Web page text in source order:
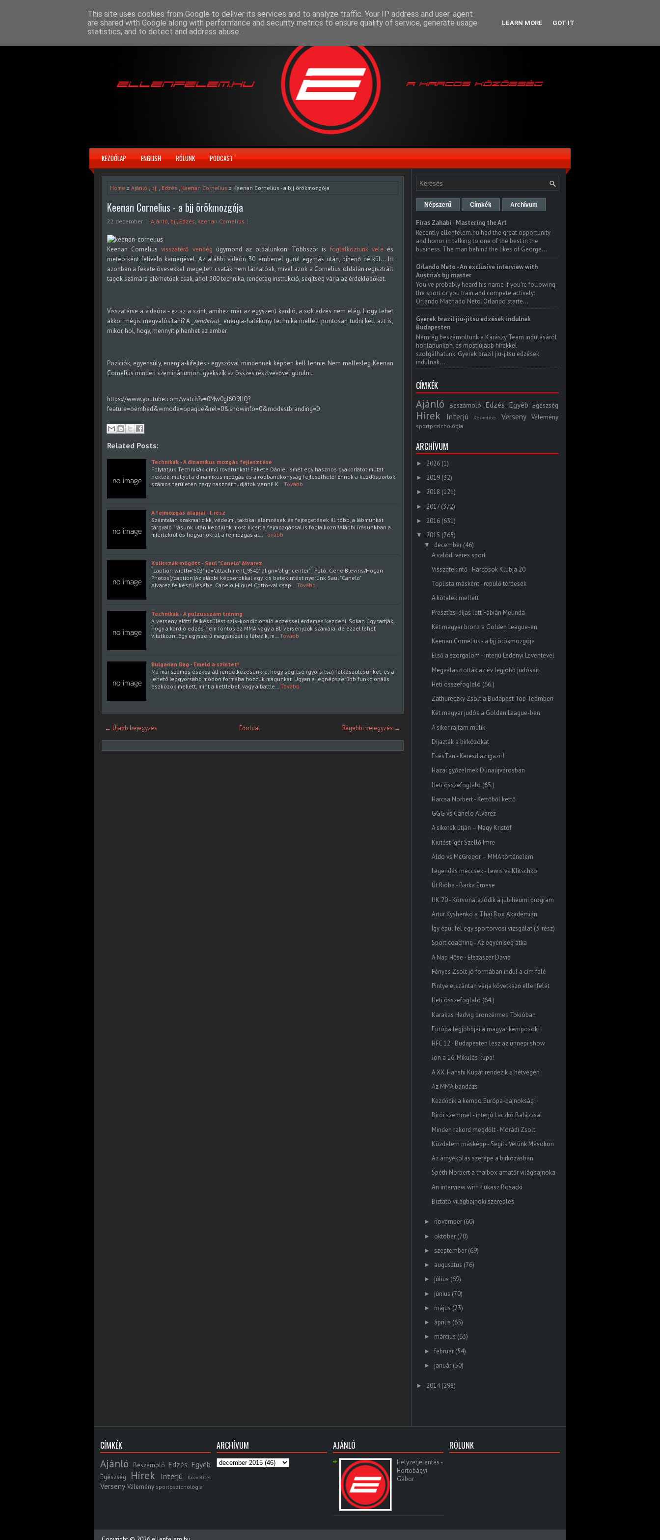
KEZDŐLAP ENGLISH RÓLUNK PODCAST
Home » Ajánló , bjj , Edzés , Keenan Cornelius » Keenan Cornelius - a bjj örökmozgója
Keenan Cornelius - a bjj örökmozgója
22 december Ajánló, bjj, Edzés, Keenan Cornelius
Keenan Corneliusvisszatérő vendég úgymond az oldalunkon. Többször is foglalkoztunk vele és
meteorként felívelő karrierjével. Az alábbi videón 30 emberrel gurul egymás után, pihenő nélkül... Itt
azonban a fekete övesekkel megejtett csaták nem láthatóak, mivel azok a Cornelius oldalán regisztrált
tagok számára elérhetőek csak, ahol 300 technika, rengeteg instrukció, segítség várja az érdeklődőket.
Visszatérve a videóra - ez az a szint, amihez már az egyszerű kardió, a sok edzés nem elég. Hogy lehet
akkor mégis megvalósítani? A _rendkívül_ energia-hatékony technika mellett pontosan tudni kell azt is,
mikor, hol, hogy, mennyit pihenhet az ember.
Pozíciók, egyensúly, energia-kifejtés - egyszóval mindennek képben kell lennie. Nem mellesleg Keenan
Cornelius minden szemináriumon igyekszik az összes résztvevővel gurulni.
https://www.youtube.com/watch?v=0Mw0gI6O9HQ?
feature=oembed&wmode=opaque&rel=0&showinfo=0&modestbranding=0
Related Posts:
Technikák - A dinamikus mozgás fejlesztése
Folytatjuk Technikák című rovatunkat! Fekete Dániel ismét egy hasznos gyakorlatot mutat
nektek, mellyel a dinamikus mozgás és a robbanékonyság fejleszthető! Ennek a küzdősportok
számos területén nagy hasznát tudjátok venni! K…
Tovább
A fejmozgás alapjai - I. rész
Számtalan szakmai cikk, védelmi, taktikai elemzések és fejtegetések ill. több, a lábmunkát
tárgyaló írásunk után kezdjünk most kicsit a fejmozgással is foglalkozni!Alábbi írásunkban a
miértekről és hogyanokról, a fejmozgás al…
Tovább
Kulisszák mögött - Saul "Canelo" Alvarez
[caption width="503" id="attachment_9540" align="aligncenter"] Fotó: Gene Blevins/Hogan
Photos[/caption]Az alábbi képsorokkal egy kis betekintést nyerünk Saul "Canelo"
Alvarez felkészülésébe. Canelo Miguel Cotto-val csap…
Tovább
Technikák - A pulzusszám tréning
A verseny előtti felkészülést szív-kondicionáló edzéssel érdemes kezdeni. Sokan úgy tartják,
hogy a kardió edzés nem fontos az MMA vagy a BJJ versenyzők számára, de ezzel lehet
vitatkozni.Egy egyszerű magyarázat is létezik, m…
Tovább
Bulgarian Bag - Emeld a szintet!
Ma már számos eszköz áll rendelkezésünkre, hogy segítse (gyorsítsa) felkészülésünket, és a
lehető leggyorsabb módon formába hozzuk magunkat. Ugyan a legnépszerűbb funkcionális
eszközök mellett, mint a kettlebell vagy a battle…
Tovább
← Újabb bejegyzés Régebbi bejegyzés →
Főoldal
Népszerű Címkék Archívum
Firas Zahabi - Mastering the Art
Recently ellenfelem.hu had the great opportunity
and honor in talking to one of the best in the
business. The man behind the likes of George...
Orlando Neto - An exclusive interview with
Austria's bjj master
You've probably heard his name if you're following
the sport or you train and compete actively:
Orlando Machado Neto. Orlando starte...
Gyerek brazil jiu-jitsu edzések indulnak
Budapesten
Nemrég beszámoltunk a Kárászy Team indulásáról
honlapunkon, és most újabb hírekkel
szolgálhatunk. Gyerek brazil jiu-jitsu edzések
indulnak...
CÍMKÉK
Ajánló Beszámoló Edzés Egyéb Egészség
Hírek Interjú Közvetítés Verseny Vélemény
sportpszichológia
ARCHÍVUM
► 2026 (1)
► 2019 (32)
► 2018 (121)
► 2017 (372)
► 2016 (631)
▼ 2015 (765)
▼ december (46)
A valódi véres sport
Visszatekintő - Harcosok Klubja 20
Toplista másként - repülő térdesek
A kötelek mellett
Presztízs-díjas lett Fábián Melinda
Két magyar bronz a Golden League-en
Keenan Cornelius - a bjj örökmozgója
Első a szorgalom - interjú Ledényi Leventével
Megválasztották az év legjobb judósait
Heti összefoglaló (66.)
Zathureczky Zsolt a Budapest Top Teamben
Két magyar judós a Golden League-ben
A siker rajtam múlik
Díjazták a birkózókat
EsésTan - Keresd az igazit!
Hazai győzelmek Dunaújvárosban
Heti összefoglaló (65.)
Harcsa Norbert - Kettőből kettő
GGG vs Canelo Alvarez
A sikerek útján – Nagy Kristóf
Kiütést ígér Szellő Imre
Aldo vs McGregor – MMA történelem
Legendás meccsek - Lewis vs Klitschko
Út Rióba - Barka Emese
HK 20 - Körvonalazódik a jubilieumi program
Artur Kyshenko a Thai Box Akadémián
Így épül fel egy sportorvosi vizsgálat (3. rész)
Sport coaching - Az egyéniség átka
A Nap Hőse - Elszaszer Dávid
Fényes Zsolt jó formában indul a cím felé
Pintye elszántan várja következő ellenfelét
Heti összefoglaló (64.)
Karakas Hedvig bronzérmes Tokióban
Európa legjobbjai a magyar kemposok!
HFC 12 - Budapesten lesz az ünnepi show
Jön a 16. Mikulás kupa!
A XX. Hanshi Kupát rendezik a hétvégén
Az MMA bandázs
Kezdődik a kempo Európa-bajnokság!
Bírói szemmel - interjú Laczkó Balázzsal
Minden rekord megdőlt - Mórádi Zsolt
Küzdelem másképp - Segíts Velünk Másokon
Az árnyékolás szerepe a birkózásban
Spéth Norbert a thaibox amatőr világbajnoka
An interview with Łukasz Bosacki
Biztató világbajnoki szereplés
► november (60)
► október (70)
► szeptember (69)
► augusztus (76)
► július (69)
► június (70)
► május (73)
► április (65)
► március (63)
► február (54)
► január (50)
► 2014 (298)
CÍMKÉK
Ajánló Beszámoló Edzés Egyéb
Egészség Hírek Interjú Közvetítés
Verseny Vélemény sportpszichológia
ARCHÍVUM AJÁNLÓ
Helyzetjelentés -
Hortobágyi
Gábor
RÓLUNK
This site uses cookies from Google to deliver its services and to analyze traffic. Your IP address and user-agent
are shared with Google along with performance and security metrics to ensure quality of service, generate usage
statistics, and to detect and address abuse.
LEARN MORE GOT IT